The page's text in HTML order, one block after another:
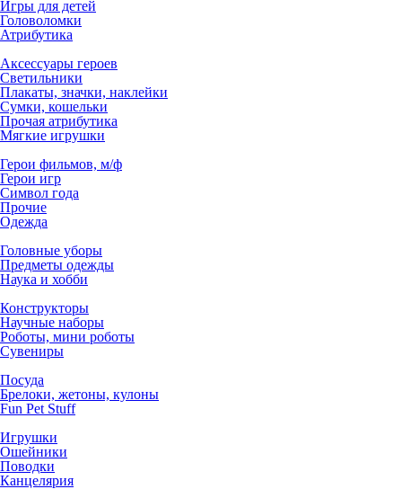
Игры для детей
Головоломки
Атрибутика
Аксессуары героев
Светильники
Плакаты, значки, наклейки
Сумки, кошельки
Прочая атрибутика
Мягкие игрушки
Герои фильмов, м/ф
Герои игр
Символ года
Прочие
Одежда
Головные уборы
Предметы одежды
Наука и хобби
Конструкторы
Научные наборы
Роботы, мини роботы
Сувениры
Посуда
Брелоки, жетоны, кулоны
Fun Pet Stuff
Игрушки
Ошейники
Поводки
Канцелярия